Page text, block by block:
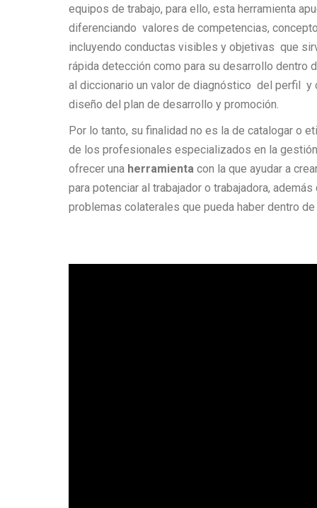
equipos de trabajo, para ello, esta herramienta
diferenciando valores de competencias,
incluyendo conductas visibles y objetivas que
rápida detección como para su desarrollo dentro
al diccionario un valor de diagnóstico del perfil y
diseño del plan de desarrollo y promoción.
Por lo tanto, su finalidad no es la de catalogar o
de los profesionales especializados en la
ofrecer una herramienta con la que ayudar a
para potenciar al trabajador o trabajadora,
problemas colaterales que pueda haber dentro